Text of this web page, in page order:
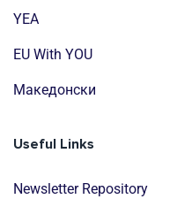
YEA
EU With YOU
Mакедонски
Useful Links
Newsletter Repository